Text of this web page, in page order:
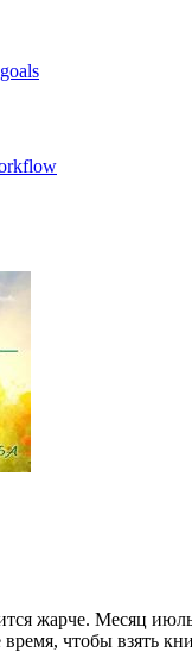
жарче. Месяц
чтобы взять